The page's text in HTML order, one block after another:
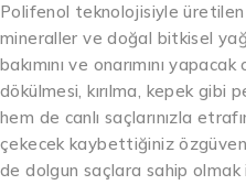
Polifenol teknolojisiyle
mineraller ve doğal bitkisel
bakımını ve onarımını
dökülmesi, kırılma, kepek gibi
hem de canlı saçlarınızla
çekecek kaybettiğiniz
de dolgun saçlara sahip olmak